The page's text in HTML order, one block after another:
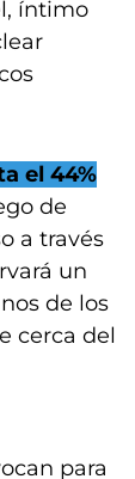
íntimo
el 44%
de
a través
un
de los
cerca del
para